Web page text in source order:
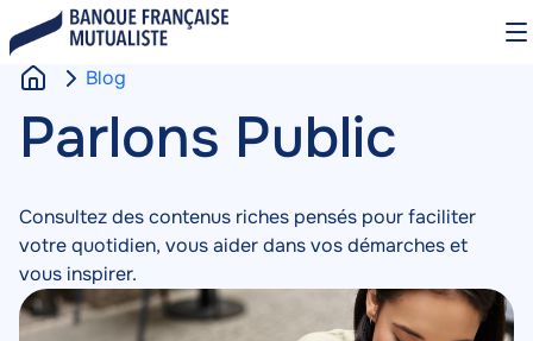
au
contenu
principal
c
e
i
l
Blog
Blog
Contenu
Parlons Public
Consultez des contenus riches pensés pour faciliter
votre quotidien, vous aider dans vos démarches et
vous inspirer.